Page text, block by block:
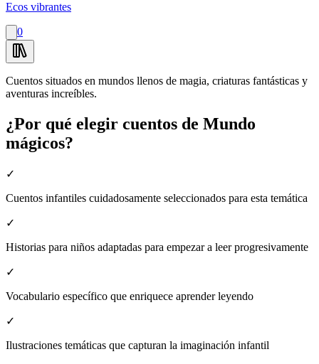
Ecos vibrantes
0
Cuentos situados en mundos llenos de magia, criaturas fantásticas y
aventuras increíbles.
¿Por qué elegir cuentos de Mundo
mágicos?
✓
Cuentos infantiles cuidadosamente seleccionados para esta temática
✓
Historias para niños adaptadas para empezar a leer progresivamente
✓
Vocabulario específico que enriquece aprender leyendo
✓
Ilustraciones temáticas que capturan la imaginación infantil